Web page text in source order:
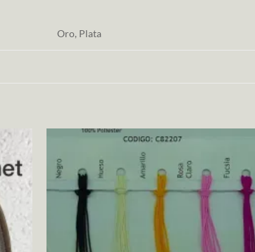
Oro, Plata